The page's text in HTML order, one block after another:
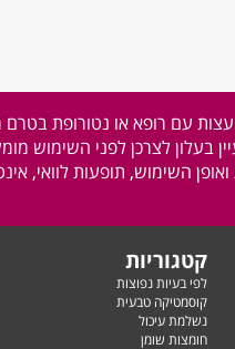
עם רופא או נטורופת
בעלון לצרכן לפני השימוש
השימוש, תופעות לוואי,
קטגוריות
לפי בעיות נפוצות
קוסמטיקה טבעית
נשלמת עיכול
חומצות שומן